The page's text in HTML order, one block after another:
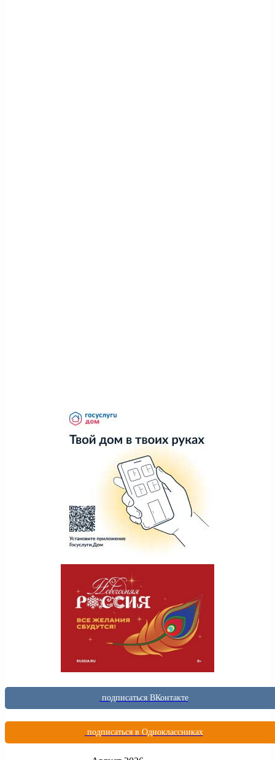
подписаться ВКонтакте
подписаться в Одноклассниках